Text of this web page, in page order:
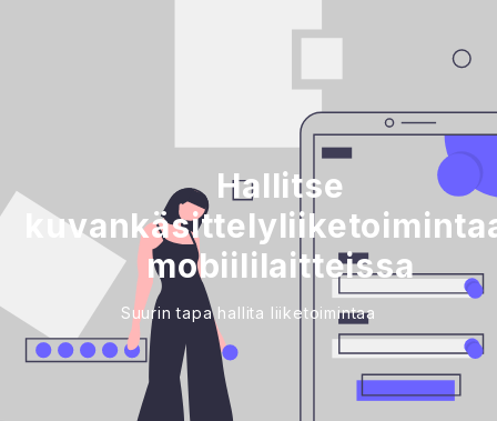
Hallitse
mobiililaitteissa
Suurin tapa hallita liiketoimintaa